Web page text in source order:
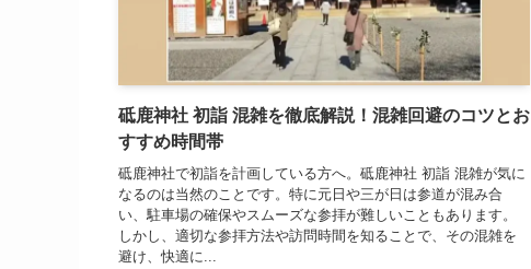
砥鹿神社 初詣 混雑を徹底解説！混雑回避のコツとお
すすめ時間帯
砥鹿神社で初詣を計画している方へ。砥鹿神社 初詣 混雑が気に
なるのは当然のことです。特に元日や三が日は参道が混み合
い、駐車場の確保やスムーズな参拝が難しいこともあります。
しかし、適切な参拝方法や訪問時間を知ることで、その混雑を
避け、快適に...